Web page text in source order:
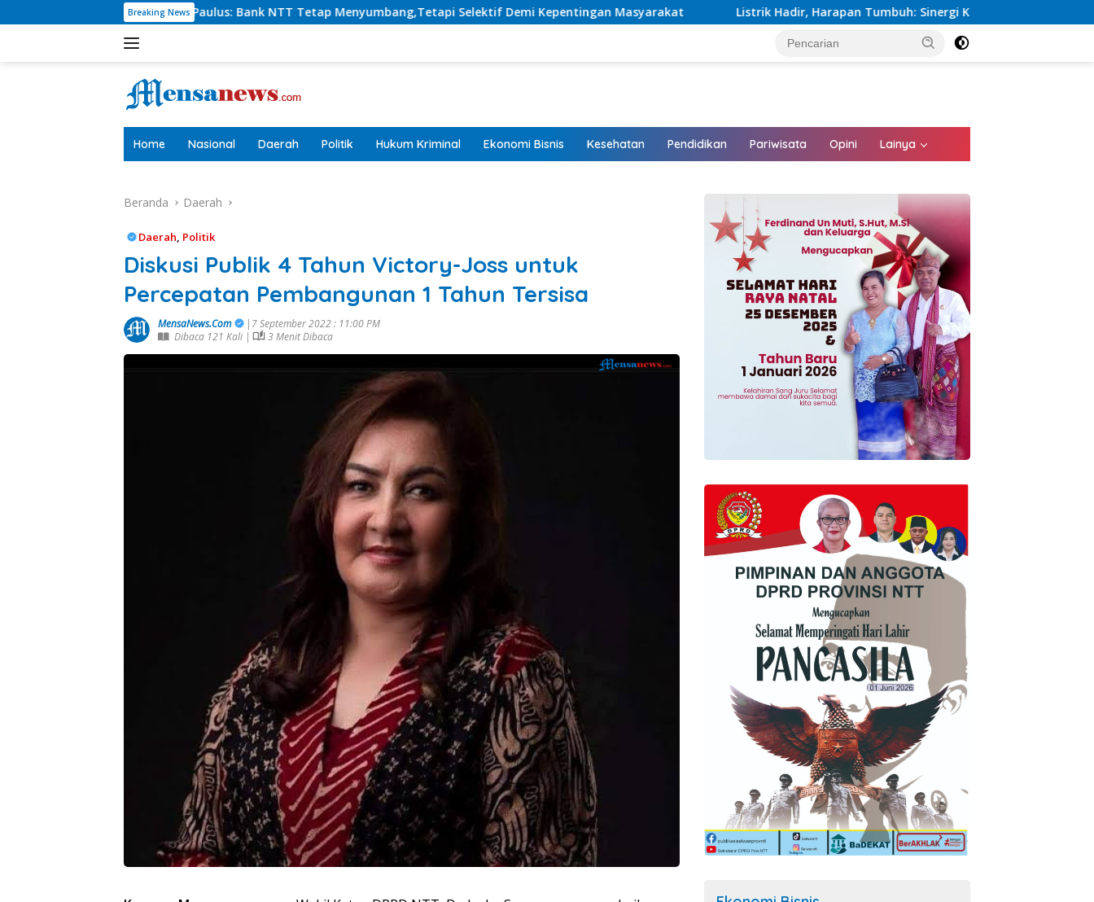
ke
Breaking News
Paulus: Bank NTT Tetap Menyumbang,Tetapi Selektif Demi Kepentingan Masyarakat Listrik Hadir, Harapan Tumbuh: Sinergi Kementerian dan PLN Percepat Pembangunan
Home Nasional Daerah Politik Hukum Kriminal Ekonomi Bisnis Kesehatan Pendidikan Pariwisata Opini Lainya
Beranda Daerah
Daerah, Politik
Diskusi Publik 4 Tahun Victory-Joss untuk
Percepatan Pembangunan 1 Tahun Tersisa
MensaNews.Com
|7 September 2022 : 11:00 PM
Dibaca 121 Kali |
3 Menit Dibaca